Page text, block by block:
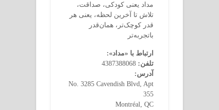
مداد یعنی کودکی، صداقت،
تلاش تا آخرین لحظه، یعنی هر
قدر کوچک‌تر، همان‌قدر
باتجربه‌تر
ارتباط با «مداد»:
تلفن:
آدرس:
No. 3285 Cavendish Blvd, Apt
355
Montréal, QC